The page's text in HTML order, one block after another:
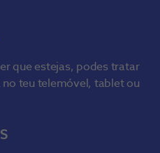
que estejas, podes tratar
teu telemóvel, tablet ou